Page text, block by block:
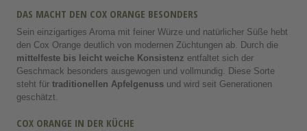
DAS MACHT DEN COX ORANGE BESONDERS
Sein einzigartiges Aroma mit feiner Würze und natürlicher Süße hebt
den Cox Orange deutlich von modernen Züchtungen ab. Durch die
mittelfeste bis leicht weiche Konsistenz entfaltet sich der
Geschmack besonders ausgewogen und vollmundig. Diese Sorte
steht für traditionellen Apfelgenuss und wird seit Generationen
geschätzt.
COX ORANGE IN DER KÜCHE